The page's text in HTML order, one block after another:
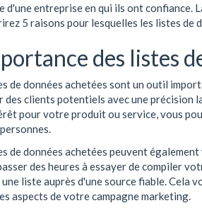
d'une entreprise en qui ils ont confiance.
5 raisons pour lesquelles les listes de
des listes
de données achetées sont un outil
des clients potentiels avec une précision
pour votre produit ou service, vous
de données achetées peuvent
des heures à essayer de compiler
liste auprès d'une source fiable. Cela
aspects de votre campagne marketing.